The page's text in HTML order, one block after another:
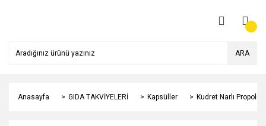
ARA
Anasayfa GIDA TAKVİYELERİ Kapsüller Kudret Narlı